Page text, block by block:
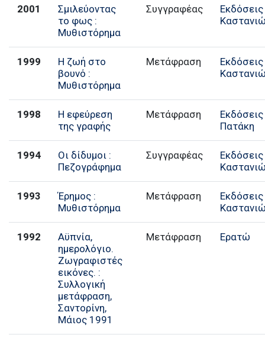
2001
Σμιλεύοντας
το φως :
Μυθιστόρημα
Συγγραφέας
Εκδόσεις
1999
Η ζωή στο
βουνό :
Μυθιστόρημα
Μετάφραση
Εκδόσεις
1998
Η εφεύρεση
της γραφής
Μετάφραση
Εκδόσεις
Πατάκη
1994
Οι δίδυμοι :
Πεζογράφημα
Συγγραφέας
Εκδόσεις
1993
Έρημος :
Μυθιστόρημα
Μετάφραση
Εκδόσεις
1992
Αϋπνία,
ημερολόγιο.
Ζωγραφιστές
εικόνες. :
Συλλογική
μετάφραση,
Σαντορίνη,
Μάιος 1991
Μετάφραση Ερατώ